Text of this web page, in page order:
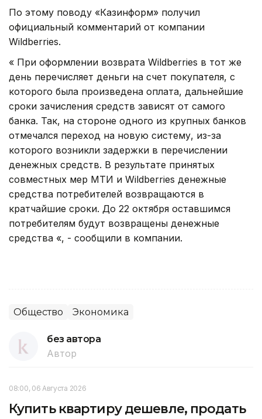
По этому поводу «Казинформ» получил
официальный комментарий от компании
Wildberries.
« При оформлении возврата Wildberries в тот же
день перечисляет деньги на счет покупателя, с
которого была произведена оплата, дальнейшие
сроки зачисления средств зависят от самого
банка. Так, на стороне одного из крупных банков
отмечался переход на новую систему, из-за
которого возникли задержки в перечислении
денежных средств. В результате принятых
совместных мер МТИ и Wildberries денежные
средства потребителей возвращаются в
кратчайшие сроки. До 22 октября оставшимся
потребителям будут возвращены денежные
средства «, - сообщили в компании.
Общество Экономика
без автора
Автор
08:00, 06 Августа 2026
Купить квартиру дешевле, продать